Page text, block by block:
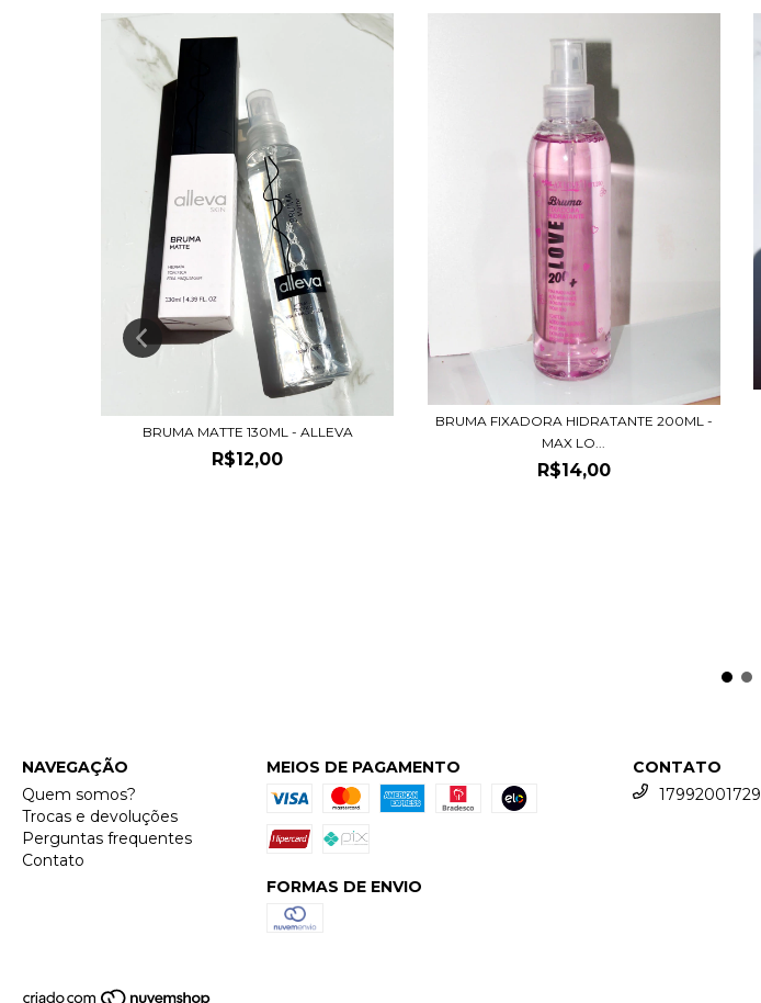
BRUMA MATTE 130ML - ALLEVA
R$12,00
BRUMA FIXADORA HIDRATANTE 200ML -
MAX LO...
R$14,00
NAVEGAÇÃO
Quem somos?
Trocas e devoluções
Perguntas frequentes
Contato
MEIOS DE PAGAMENTO
FORMAS DE ENVIO
CONTATO
17992001729